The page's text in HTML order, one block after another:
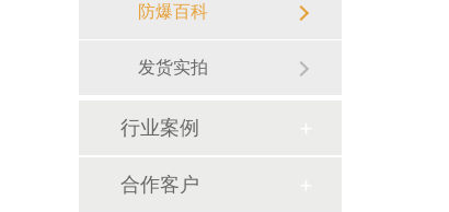
防爆百科
发货实拍
行业案例
合作客户